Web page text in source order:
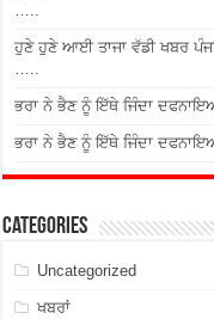
…..
ਹੁਣੇ ਹੁਣੇ ਆਈ ਤਾਜਾ ਵੱਡੀ ਖਬਰ
…..
ਭਰਾ ਨੇ ਭੈਣ ਨੂੰ ਇੱਥੇ ਜਿੰਦਾ
ਭਰਾ ਨੇ ਭੈਣ ਨੂੰ ਇੱਥੇ ਜਿੰਦਾ
Categories
Uncategorized
ਖਬਰਾਂ